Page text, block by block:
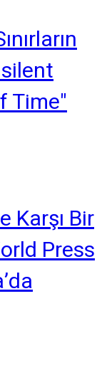
Time"
Karşı Bir
Press